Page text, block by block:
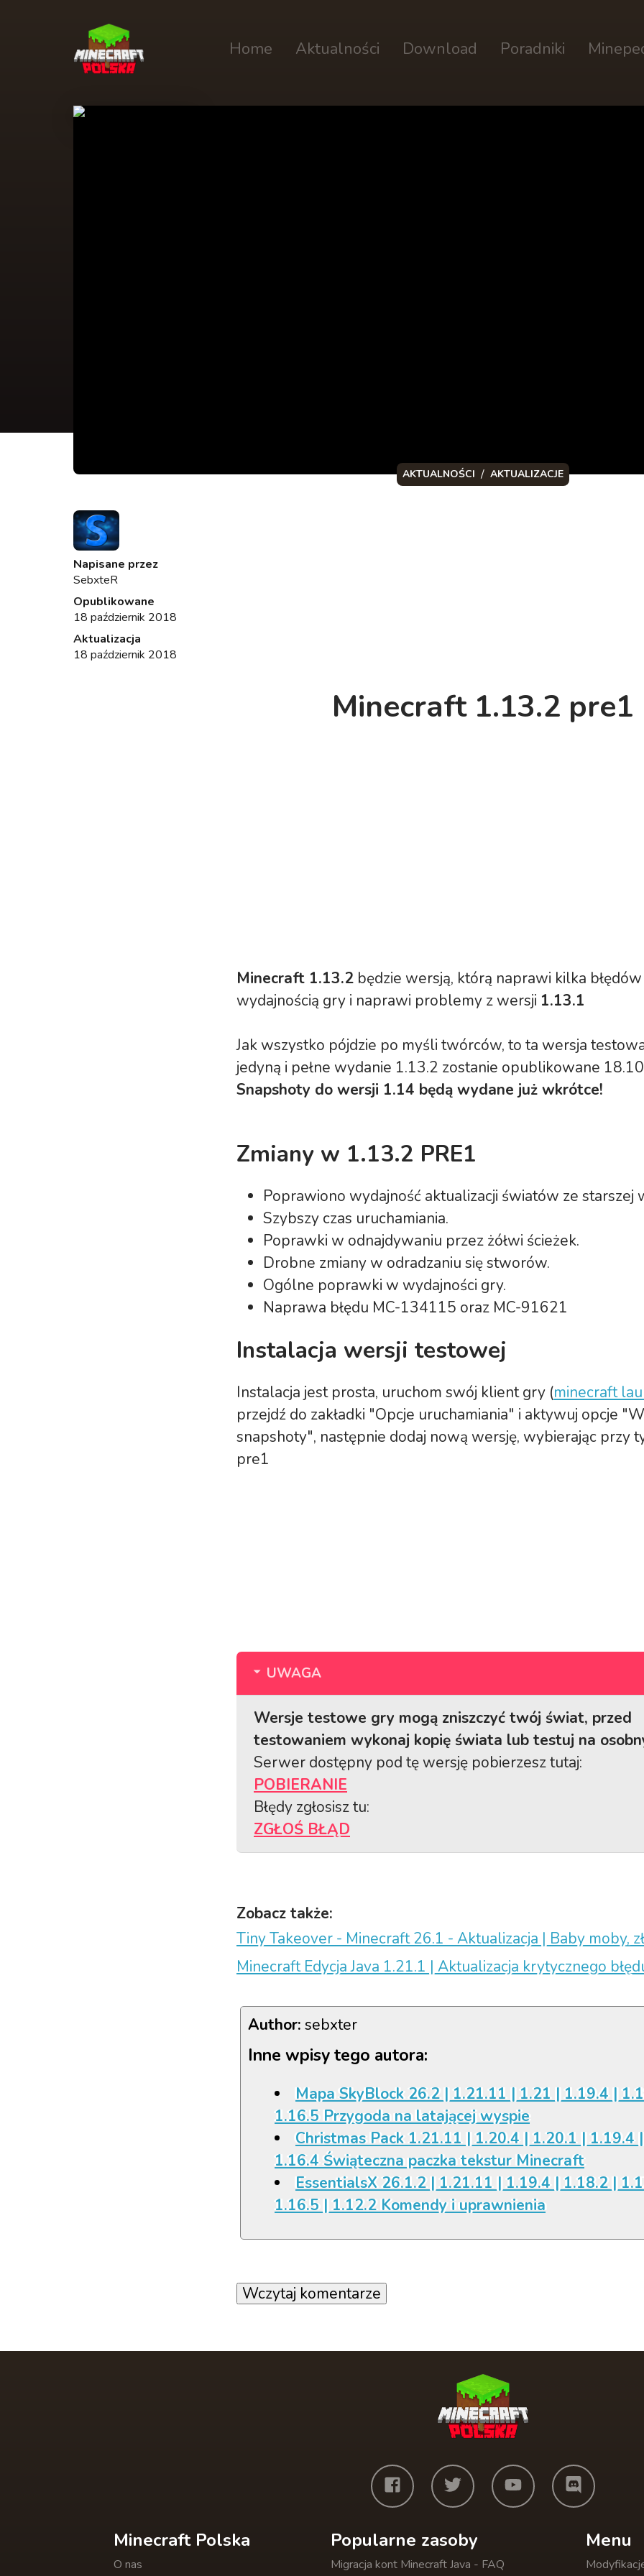
Home Aktualności Download Poradniki
AKTUALNOŚCI / AKTUALIZACJE
Napisane przez
SebxteR
Opublikowane
18 październik 2018
Aktualizacja
18 październik 2018
Minecraft 1.13.2 pre1
Minecraft 1.13.2 będzie wersją, którą naprawi kilka
wydajnością gry i naprawi problemy z wersji 1.13.1
Jak wszystko pójdzie po myśli twórców, to ta wersja
jedyną i pełne wydanie 1.13.2 zostanie opublikowane
Snapshoty do wersji 1.14 będą wydane już wkrótce!
Zmiany w 1.13.2 PRE1
Poprawiono wydajność aktualizacji światów ze starszej
Szybszy czas uruchamiania.
Poprawki w odnajdywaniu przez żółwi ścieżek.
Drobne zmiany w odradzaniu się stworów.
Ogólne poprawki w wydajności gry.
Naprawa błędu MC-134115 oraz MC-91621
Instalacja wersji testowej
Instalacja jest prosta, uruchom swój klient gry (minecraft
przejdź do zakładki "Opcje uruchamiania" i aktywuj opcje
snapshoty", następnie dodaj nową wersję, wybierając przy
pre1
UWAGA
Wersje testowe gry mogą zniszczyć twój świat, przed
testowaniem wykonaj kopię świata lub testuj na
Serwer dostępny pod tę wersję pobierzesz tutaj:
POBIERANIE
Błędy zgłosisz tu:
ZGŁOŚ BŁĄD
Zobacz także:
Tiny Takeover - Minecraft 26.1 - Aktualizacja | Baby moby,
Minecraft Edycja Java 1.21.1 | Aktualizacja krytycznego
Author: sebxter
Inne wpisy tego autora:
Mapa SkyBlock 26.2 | 1.21.11 | 1.21 | 1.19.4 |
1.16.5 Przygoda na latającej wyspie
Christmas Pack 1.21.11 | 1.20.4 | 1.20.1 | 1.19.4
1.16.4 Świąteczna paczka tekstur Minecraft
EssentialsX 26.1.2 | 1.21.11 | 1.19.4 | 1.18.2 |
1.16.5 | 1.12.2 Komendy i uprawnienia
Wczytaj komentarze
Minecraft Polska
O nas
Popularne zasoby
Migracja kont Minecraft Java - FAQ
Menu